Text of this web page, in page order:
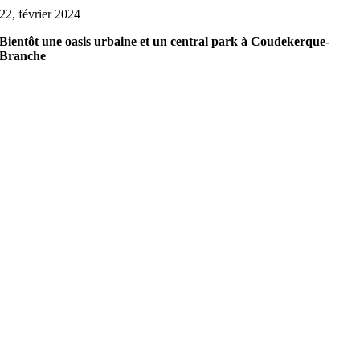
22, février 2024
Bientôt une oasis urbaine et un central park à Coudekerque-
Branche